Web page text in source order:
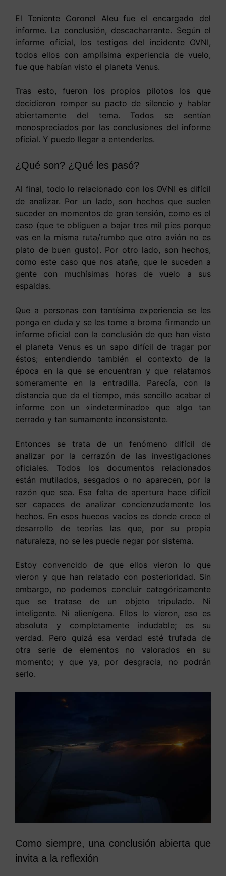
El Teniente Coronel Aleu fue el encargado del
informe. La conclusión, descacharrante. Según el
informe oficial, los testigos del incidente OVNI,
todos ellos con amplísima experiencia de vuelo,
fue que habían visto el planeta Venus.
Tras esto, fueron los propios pilotos los que
decidieron romper su pacto de silencio y hablar
abiertamente del tema. Todos se sentían
menospreciados por las conclusiones del informe
oficial. Y puedo llegar a entenderles.
¿Qué son? ¿Qué les pasó?
Al final, todo lo relacionado con los OVNI es difícil
de analizar. Por un lado, son hechos que suelen
suceder en momentos de gran tensión, como es el
caso (que te obliguen a bajar tres mil pies porque
vas en la misma ruta/rumbo que otro avión no es
plato de buen gusto). Por otro lado, son hechos,
como este caso que nos atañe, que le suceden a
gente con muchísimas horas de vuelo a sus
espaldas.
Que a personas con tantísima experiencia se les
ponga en duda y se les tome a broma firmando un
informe oficial con la conclusión de que han visto
el planeta Venus es un sapo difícil de tragar por
éstos; entendiendo también el contexto de la
época en la que se encuentran y que relatamos
someramente en la entradilla. Parecía, con la
distancia que da el tiempo, más sencillo acabar el
informe con un «indeterminado» que algo tan
cerrado y tan sumamente inconsistente.
Entonces se trata de un fenómeno difícil de
analizar por la cerrazón de las investigaciones
oficiales. Todos los documentos relacionados
están mutilados, sesgados o no aparecen, por la
razón que sea. Esa falta de apertura hace difícil
ser capaces de analizar concienzudamente los
hechos. En esos huecos vacíos es donde crece el
desarrollo de teorías las que, por su propia
naturaleza, no se les puede negar por sistema.
Estoy convencido de que ellos vieron lo que
vieron y que han relatado con posterioridad. Sin
embargo, no podemos concluir categóricamente
que se tratase de un objeto tripulado. Ni
inteligente. Ni alienígena. Ellos lo vieron, eso es
absoluta y completamente indudable; es su
verdad. Pero quizá esa verdad esté trufada de
otra serie de elementos no valorados en su
momento; y que ya, por desgracia, no podrán
serlo.
Como siempre, una conclusión abierta que
invita a la reflexión